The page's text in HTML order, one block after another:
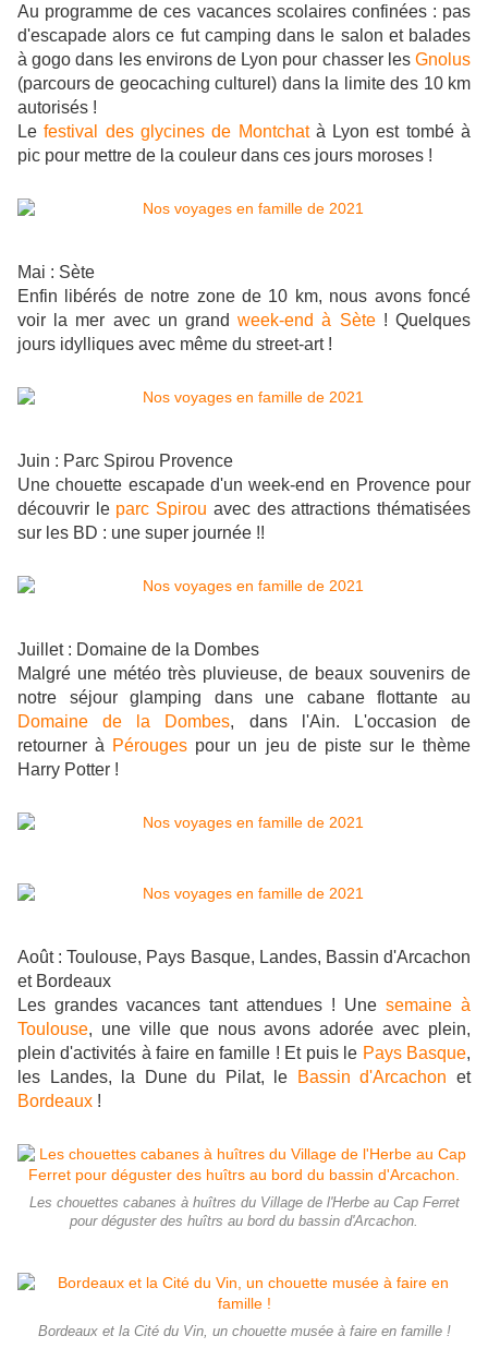
Au programme de ces vacances scolaires confinées : pas
d'escapade alors ce fut camping dans le salon et balades
à gogo dans les environs de Lyon pour chasser les Gnolus
(parcours de geocaching culturel) dans la limite des 10 km
autorisés !
Lefestival des glycines de Montchatà Lyon est tombé à
pic pour mettre de la couleur dans ces jours moroses !
Mai : Sète
Enfin libérés de notre zone de 10 km, nous avons foncé
voir la mer avec un grandweek-end à Sète! Quelques
jours idylliques avec même du street-art !
Juin : Parc Spirou Provence
Une chouette escapade d'un week-end en Provence pour
découvrir le parc Spirou avec des attractions thématisées
sur les BD : une super journée !!
Juillet : Domaine de la Dombes
Malgré une météo très pluvieuse, de beaux souvenirs de
notre séjour glamping dans une cabane flottante au
Domaine de la Dombes, dans l'Ain. L'occasion de
retourner à Pérouges pour un jeu de piste sur le thème
Harry Potter !
Août : Toulouse, Pays Basque, Landes, Bassin d'Arcachon
et Bordeaux
Les grandes vacances tant attendues ! Une semaine à
Toulouse, une ville que nous avons adorée avec plein,
plein d'activités à faire en famille ! Et puis le Pays Basque,
les Landes, la Dune du Pilat, le
Bassin d'Arcachon et
Bordeaux !
Les chouettes cabanes à huîtres du Village de l'Herbe au Cap Ferret
pour déguster des huîtrs au bord du bassin d'Arcachon.
Bordeaux et la Cité du Vin, un chouette musée à faire en famille !